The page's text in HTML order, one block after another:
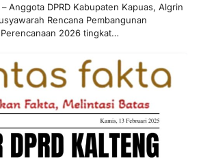
Anggota DPRD Kabupaten Kapuas, Algrin
Rencana Pembangunan
2026 tingkat…